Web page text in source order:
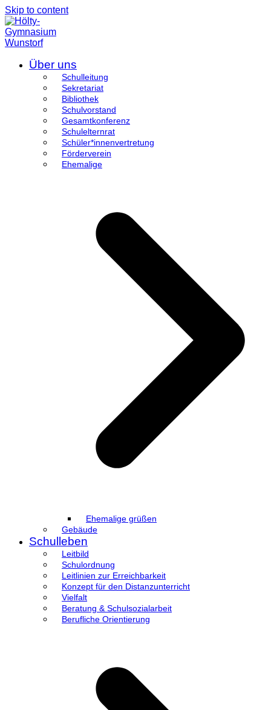
Skip to content
Über uns
Schulleitung
Sekretariat
Bibliothek
Schulvorstand
Gesamtkonferenz
Schulelternrat
Schüler*innenvertretung
Förderverein
Ehemalige
Ehemalige grüßen
Gebäude
Schulleben
Leitbild
Schulordnung
Leitlinien zur Erreichbarkeit
Konzept für den Distanzunterricht
Vielfalt
Beratung & Schulsozialarbeit
Berufliche Orientierung